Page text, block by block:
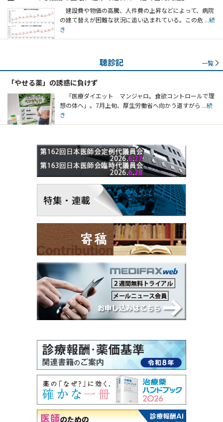
建設費や物価の高騰、人件費の上昇などによって、病院
の建て替えが困難な状況に追い込まれている。この危 ...続
き
聴診記 一覧
「やせる薬」の誘惑に負けず
「医療ダイエット マンジャロ。食欲コントロールで理
想の体へ」。7月上旬、厚生労働省へ向かう道すがら ...続
き